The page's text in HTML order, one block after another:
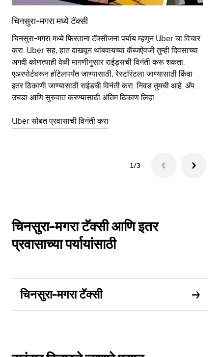
चिनसुरा-मगरा मध्ये टॅक्सी
चिनसुरा-मगरा मध्ये फिरताना टॅक्सीजना पर्याय म्हणून Uber चा विचार
करा. Uber सह, हात दाखवून थांबवायच्या कॅब्जऐवजी तुम्ही दिवसाच्या
अगदी कोणत्याही वेळी मागणीनुसार राईड्सची विनंती करू शकता.
एअरपोर्टवरून हॉटेलपर्यंत जाण्यासाठी, रेस्टॉरंटला जाण्यासाठी किंवा
इतर‍ ठिकाणी जाण्यासाठी राईडची विनंती करा. निवड तुमची आहे. ॲप
उघडा आणि सुरुवात करण्यासाठी अंतिम ठिकाण लिहा.
Uber सोबत प्रवासाची विनंती करा
1/3
चिनसुरा-मगरा टॅक्सी आणि इतर
प्रवासाच्या पर्यायांसाठी
चिनसुरा-मगरा टॅक्सी